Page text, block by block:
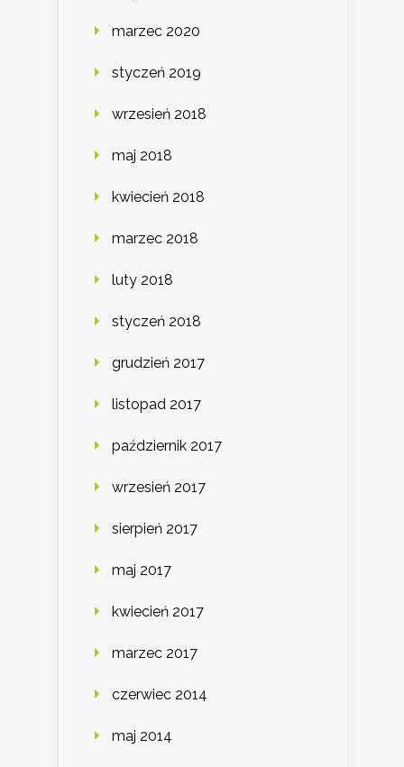
marzec 2020
styczeń 2019
wrzesień 2018
maj 2018
kwiecień 2018
marzec 2018
luty 2018
styczeń 2018
grudzień 2017
listopad 2017
październik 2017
wrzesień 2017
sierpień 2017
maj 2017
kwiecień 2017
marzec 2017
czerwiec 2014
maj 2014